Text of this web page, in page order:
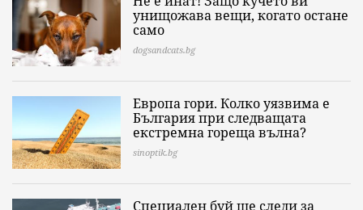
унищожава вещи, когато остане
само
dogsandcats.bg
Европа гори. Колко уязвима е
България при следващата
екстремна гореща вълна?
sinoptik.bg
Специален буй ще следи за